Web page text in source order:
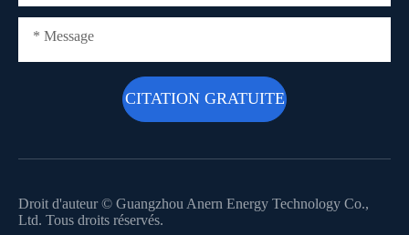
Droit d'auteur © Guangzhou Anern Energy Technology Co.,
Ltd. Tous droits réservés.